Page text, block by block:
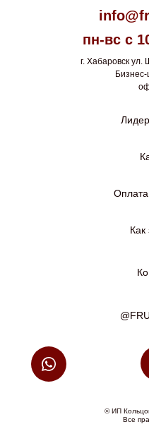
© ИП
Все
пн-вс с
г. Хабаровск ул.
Оплата
Как